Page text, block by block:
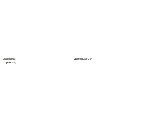
Αξιόπιστες
Συμβουλές
Διαθέσιμοσ 24h